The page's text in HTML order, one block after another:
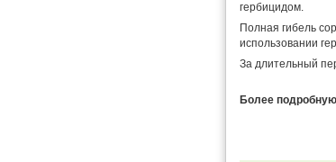
гербицидом.
Полная гибель
использовании
За длительный
Более